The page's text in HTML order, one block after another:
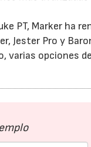
PT, Marker ha
Jester Pro y
opciones